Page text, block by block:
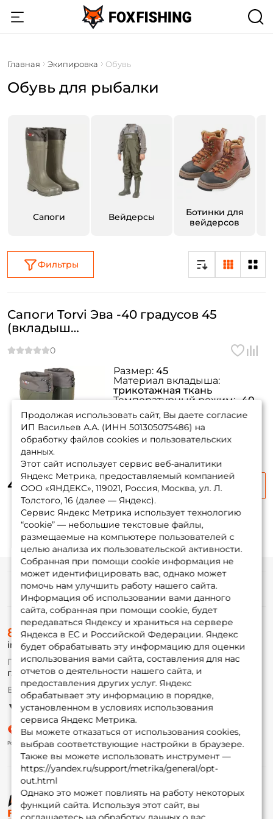
Главная Экипировка Обувь
Обувь для рыбалки
Сапоги Вейдерсы
Ботинки для
вейдерсов
Фильтры
Сапоги Torvi Эва -40 градусов 45
(вкладыш
подошва)
4 335 ₽5 100 ₽ -15%
Размер: 45
Материал вкладыша:
трикотажная ткань
Температурный режим:
-40
градусы
Вес 1 сапога:883 гр.
Длина стельки: 31.4 см.
Продолжая использовать сайт, Вы даете согласие
ИП Васильев А.А. (ИНН 501305075486) на
обработку файлов cookies и пользовательских
данных.
Этот сайт использует сервис веб-аналитики
Яндекс Метрика, предоставляемый компанией
ООО «ЯНДЕКС», 119021, Россия, Москва, ул. Л.
Толстого, 16 (далее — Яндекс).
Сервис Яндекс Метрика использует технологию
“cookie” — небольшие текстовые файлы,
размещаемые на компьютере пользователей с
целью анализа их пользовательской активности.
Собранная при помощи cookie информация не
может идентифицировать вас, однако может
помочь нам улучшить работу нашего сайта.
Информация об использовании вами данного
сайта, собранная при помощи cookie, будет
передаваться Яндексу и храниться на сервере
Яндекса в ЕС и Российской Федерации. Яндекс
будет обрабатывать эту информацию для оценки
использования вами сайта, составления для нас
отчетов о деятельности нашего сайта, и
предоставления других услуг. Яндекс
обрабатывает эту информацию в порядке,
установленном в условиях использования
сервиса Яндекс Метрика.
Вы можете отказаться от использования cookies,
выбрав соответствующие настройки в браузере.
Также вы можете использовать инструмент —
https://yandex.ru/support/metrika/general/opt-
out.html
Однако это может повлиять на работу некоторых
функций сайта. Используя этот сайт, вы
Создать аккаунт
Email: *
Номер телефона: *
Придумайте пароль: *
Повторите пароль: *
Заполняя данную форму вы соглашаетесь на обработку
персональных данных
Создать аккаунт
У меня уже есть аккаунт
© ФоксФишинг, 2009-2026
Информация
О магазине
Доставка
Оплата
Fox-bonus
Гуру
Партнерская программа
8 (495) 532-77-88
info@foxfishing.ru
По вопросам с заказом
г. Москва, ул. Плеханова д.7
Ежедневно 10:00 до 20:00